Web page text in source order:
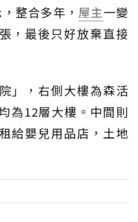
整合多年， 屋主一變
，最後只好放棄直接
」，右側大樓為森活
為12層大樓。中間則
給嬰兒用品店，土地